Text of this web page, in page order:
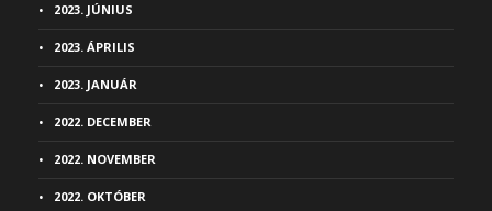
2023. JÚNIUS
2023. ÁPRILIS
2023. JANUÁR
2022. DECEMBER
2022. NOVEMBER
2022. OKTÓBER